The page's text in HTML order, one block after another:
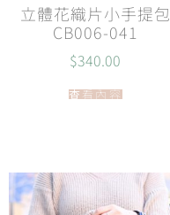
立體花織片小手提包
CB006-041
$340.00
查看內容